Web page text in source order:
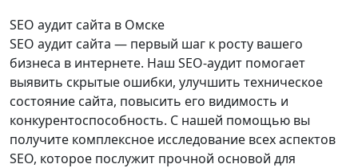
SEO аудит сайта в Омске
SEO аудит сайта — первый шаг к росту вашего
бизнеса в интернете. Наш SEO-аудит помогает
выявить скрытые ошибки, улучшить техническое
состояние сайта, повысить его видимость и
конкурентоспособность. С нашей помощью вы
получите комплексное исследование всех аспектов
SEO, которое послужит прочной основой для